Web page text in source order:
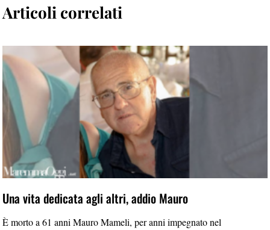
Articoli correlati
Una vita dedicata agli altri, addio Mauro
È morto a 61 anni Mauro Mameli, per anni impegnato nel